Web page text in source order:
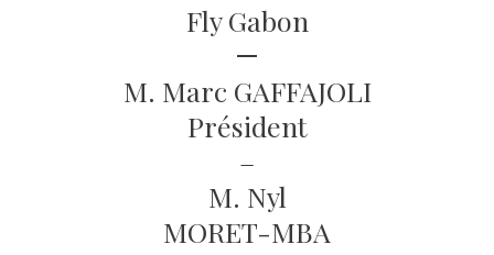
Fly Gabon
M. Marc GAFFAJOLI
Président
–
M. Nyl
MORET-MBA